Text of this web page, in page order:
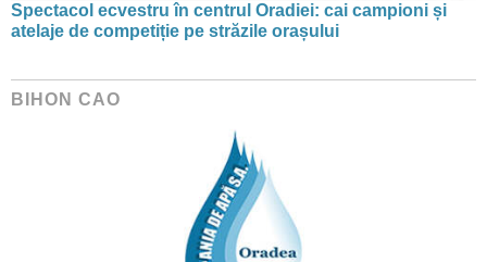
Spectacol ecvestru în centrul Oradiei: cai campioni și
atelaje de competiție pe străzile orașului
BIHON CAO